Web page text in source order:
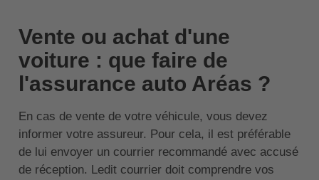
Vente ou achat d'une
voiture : que faire de
l'assurance auto Aréas ?
En cas de vente de votre véhicule, vous devez
informer votre assureur. Pour cela, il est préférable
de lui envoyer un courrier recommandé avec accusé
de réception. Ledit courrier doit comprendre vos